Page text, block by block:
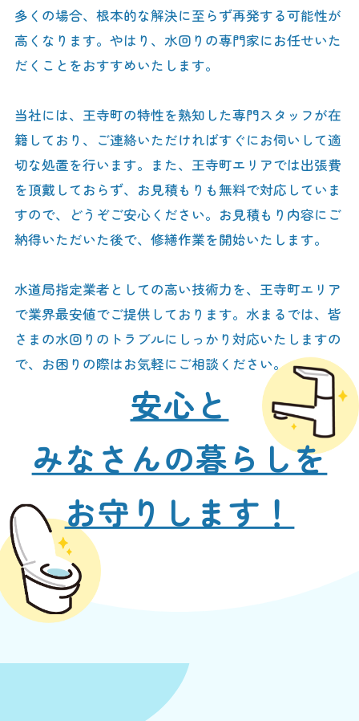
多くの場合、根本的な解決に至らず再発する可能性が
高くなります。やはり、水回りの専門家にお任せいた
だくことをおすすめいたします。
当社には、王寺町の特性を熟知した専門スタッフが在
籍しており、ご連絡いただければすぐにお伺いして適
切な処置を行います。また、王寺町エリアでは出張費
を頂戴しておらず、お見積もりも無料で対応していま
すので、どうぞご安心ください。お見積もり内容にご
納得いただいた後で、修繕作業を開始いたします。
水道局指定業者としての高い技術力を、王寺町エリア
で業界最安値でご提供しております。水まるでは、皆
さまの水回りのトラブルにしっかり対応いたしますの
で、お困りの際はお気軽にご相談ください。
安心と
みなさんの暮らしを
お守りします！